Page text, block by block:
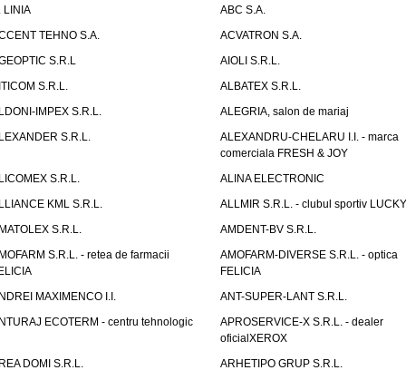
LINIA
ABC S.A.
TEHNO S.A.
ACVATRON S.A.
S.R.L
AIOLI S.R.L.
S.R.L.
ALBATEX S.R.L.
IMPEX S.R.L.
ALEGRIA, salon de mariaj
S.R.L.
ALEXANDRU-CHELARU I.I. - marca
comerciala FRESH & JOY
S.R.L.
ALINA ELECTRONIC
KML S.R.L.
ALLMIR S.R.L. - clubul sportiv
S.R.L.
AMDENT-BV S.R.L.
S.R.L. - retea de farmacii
AMOFARM-DIVERSE S.R.L. - optica
FELICIA
MAXIMENCO I.I.
ANT-SUPER-LANT S.R.L.
ECOTERM - centru tehnologic
APROSERVICE-X S.R.L. - dealer
oficialXEROX
DOMI S.R.L.
ARHETIPO GRUP S.R.L.